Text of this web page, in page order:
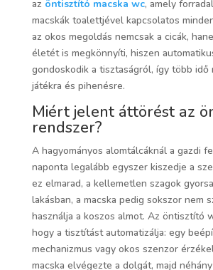
az öntisztító macska wc, amely
macskák toalettjével kapcsolatos
az okos megoldás nemcsak a cicák,
életét is megkönnyíti, hiszen
gondoskodik a tisztaságról, így több idő
játékra és pihenésre.
Miért jelent áttörést az
rendszer?
A hagyományos alomtálcáknál a gazdi
naponta legalább egyszer kiszedje a
ez elmarad, a kellemetlen szagok
lakásban, a macska pedig sokszor nem
használja a koszos almot. Az öntisztító
hogy a tisztítást automatizálja: egy
mechanizmus vagy okos szenzor
macska elvégezte a dolgát, majd